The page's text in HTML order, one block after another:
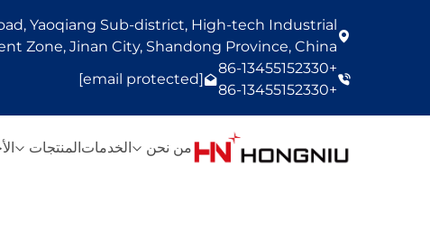
Yaoqiang Sub-district, High-tech Industrial
Zone, Jinan City, Shandong Province, China
+86-13455152330
+86-13455152330
[email protected]
من نحن الخدماتالمنتجات